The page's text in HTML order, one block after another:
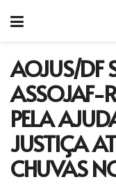
AOJUS/DF
ASSOJAF-
PELA
JUSTIÇA
CHUVAS